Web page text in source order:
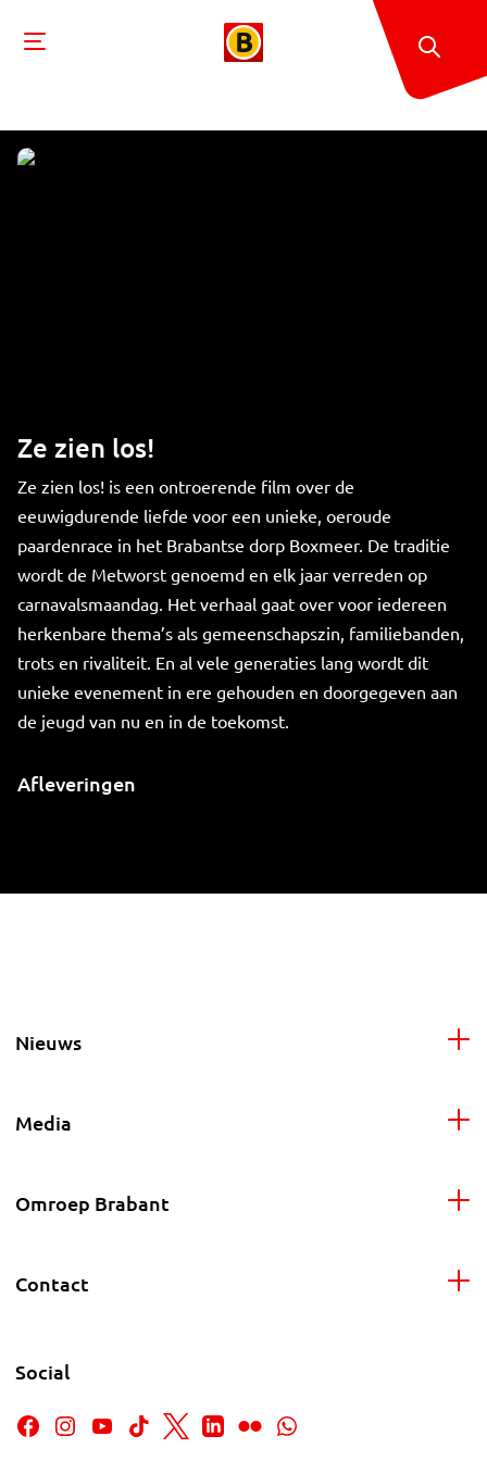
Ze zien los!
Ze zien los! is een ontroerende film over de
eeuwigdurende liefde voor een unieke, oeroude
paardenrace in het Brabantse dorp Boxmeer. De traditie
wordt de Metworst genoemd en elk jaar verreden op
carnavalsmaandag. Het verhaal gaat over voor iedereen
herkenbare thema’s als gemeenschapszin, familiebanden,
trots en rivaliteit. En al vele generaties lang wordt dit
unieke evenement in ere gehouden en doorgegeven aan
de jeugd van nu en in de toekomst.
Afleveringen
Nieuws
Media
Omroep Brabant
Contact
Social